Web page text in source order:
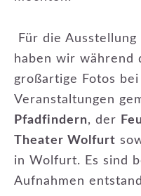
Für die Ausstellung
haben wir während
großartige Fotos
Veranstaltungen
Pfadfindern, der
Theater Wolfurt
in Wolfurt. Es sind
Aufnahmen